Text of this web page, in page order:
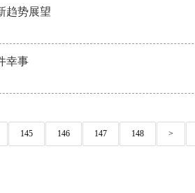
趋势展望
幸事
145 146 147 148 >